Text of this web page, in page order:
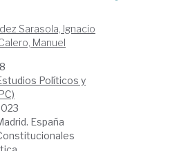
Sarasola, Ignacio
Manuel
Políticos y
España